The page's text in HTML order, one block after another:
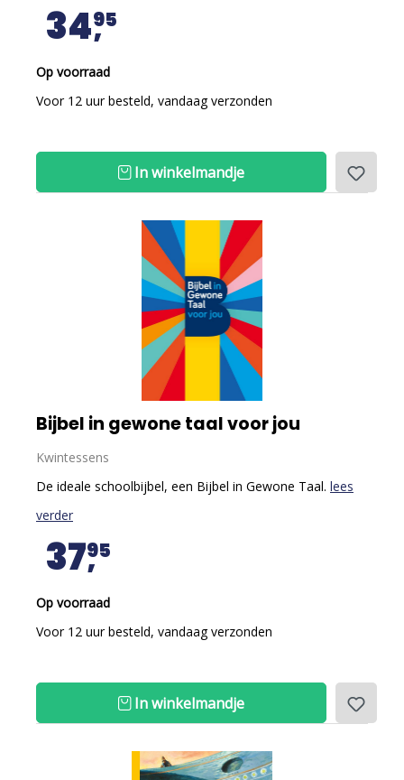
3495
Op voorraad
Voor 12 uur besteld, vandaag verzonden
In winkelmandje
Bijbel in gewone taal voor jou
Kwintessens
De ideale schoolbijbel, een Bijbel in Gewone Taal. lees
verder
3795
Op voorraad
Voor 12 uur besteld, vandaag verzonden
In winkelmandje